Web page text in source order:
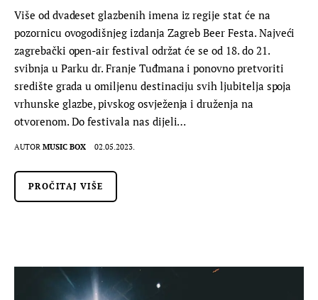
Više od dvadeset glazbenih imena iz regije stat će na
pozornicu ovogodišnjeg izdanja Zagreb Beer Festa. Najveći
zagrebački open-air festival održat će se od 18. do 21.
svibnja u Parku dr. Franje Tuđmana i ponovno pretvoriti
središte grada u omiljenu destinaciju svih ljubitelja spoja
vrhunske glazbe, pivskog osvježenja i druženja na
otvorenom. Do festivala nas dijeli…
AUTOR MUSIC BOX 02.05.2023.
PROČITAJ VIŠE